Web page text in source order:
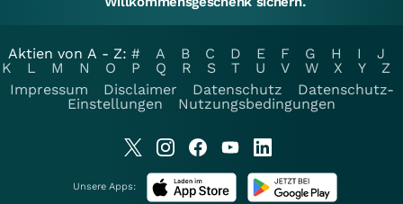
Aktien von A - Z: # A B C D E F G H I
J
K
L M N O P Q R S T U V W X Y
Z
Impressum
Disclaimer Datenschutz
Datenschutz-
Einstellungen
Nutzungsbedingungen
Unsere Apps: